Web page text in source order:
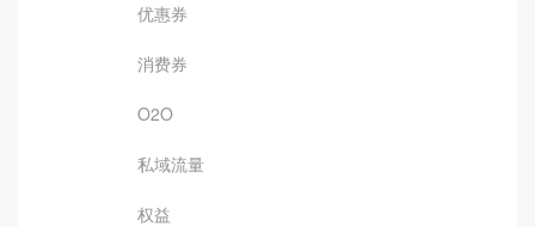
优惠券
消费券
O2O
私域流量
权益